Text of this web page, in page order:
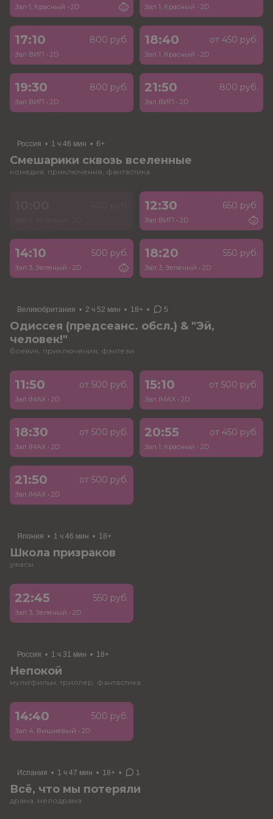
Зал 1, Красный • 2D Зал 1, Красный • 2D
17:10 800 руб.
Зал ВИП • 2D
18:40 от 450 руб.
Зал 1, Красный • 2D
19:30 800 руб.
Зал ВИП • 2D
21:50 800 руб.
Зал ВИП • 2D
Россия • 1 ч 46 мин • 6+
Смешарики сквозь вселенные
комедия, приключения, фантастика
12:30 650 руб.
Зал ВИП • 2D
14:10 500 руб.
Зал 3, Зеленый • 2D
18:20 550 руб.
Зал 3, Зеленый • 2D
Великобритания • 2 ч 52 мин • 18+ • 5
Одиссея (предсеанс. обсл.) & "Эй,
человек!"
боевик, приключения, фэнтези
11:50 от 500 руб.
Зал IMAX • 2D
15:10 от 500 руб.
Зал IMAX • 2D
18:30 от 500 руб.
Зал IMAX • 2D
20:55 от 450 руб.
Зал 1, Красный • 2D
21:50 от 500 руб.
Зал IMAX • 2D
Япония • 1 ч 46 мин • 18+
Школа призраков
ужасы
22:45 550 руб.
Зал 3, Зеленый • 2D
Россия • 1 ч 31 мин • 18+
Непокой
мультфильм, триллер, фантастика
14:40 500 руб.
Зал 4, Вишневый • 2D
Испания • 1 ч 47 мин • 18+ • 1
Всё, что мы потеряли
драма, мелодрама